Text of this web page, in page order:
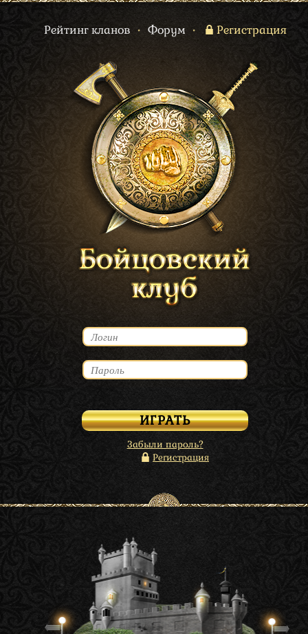
Рейтинг кланов • Форум • Регистрация
Забыли пароль?
Регистрация